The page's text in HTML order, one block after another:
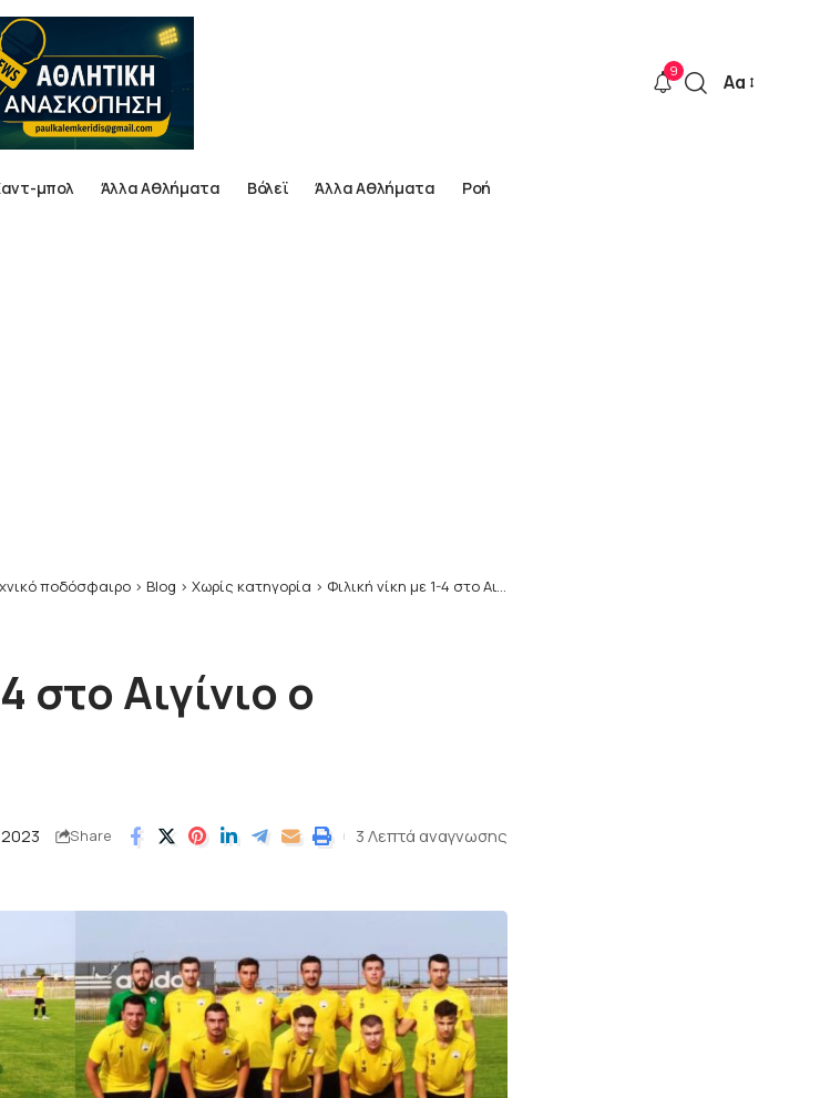
9
Font
Αα
μπολ Άλλα Αθλήματα Βόλεϊ Άλλα Αθλήματα Ροή
ποδόσφαιρο > Blog > Χωρίς κατηγορία > Φιλική νίκη με 1-4 στο Αιγίνιο ο Σβορώνος
στο Αιγίνιο ο
Share 3 Λεπτά αναγνωσης